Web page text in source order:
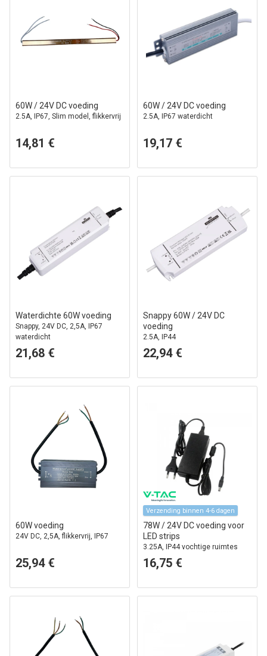
60W / 24V DC voeding
2.5A, IP67, Slim model, flikkervrij
14,81 €
60W / 24V DC voeding
2.5A, IP67 waterdicht
19,17 €
Waterdichte 60W voeding
Snappy, 24V DC, 2,5A, IP67
waterdicht
21,68 €
Snappy 60W / 24V DC
voeding
2.5A, IP44
22,94 €
60W voeding
24V DC, 2,5A, flikkervrij, IP67
25,94 €
Verzending binnen 4-6 dagen
78W / 24V DC voeding voor
LED strips
3.25A, IP44 vochtige ruimtes
16,75 €